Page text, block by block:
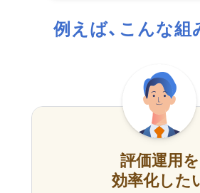
例えば、こんな
評価運用を
効率化した